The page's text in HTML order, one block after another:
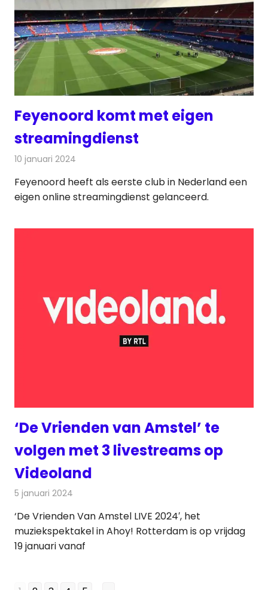
Feyenoord komt met eigen
streamingdienst
10 januari 2024
Feyenoord heeft als eerste club in Nederland een
eigen online streamingdienst gelanceerd.
‘De Vrienden van Amstel’ te
volgen met 3 livestreams op
Videoland
5 januari 2024
‘De Vrienden Van Amstel LIVE 2024′, het
muziekspektakel in Ahoy! Rotterdam is op vrijdag
19 januari vanaf